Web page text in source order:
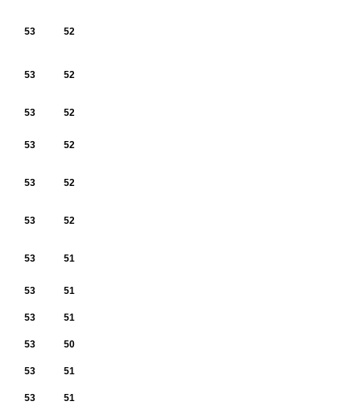
53
52
53 52
53
52
53
52
53
52
53
52
53
51
53
51
53
51
53
50
53
51
53
51